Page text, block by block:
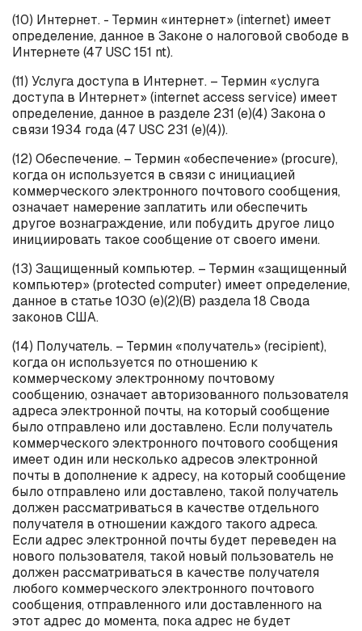
(10) Интернет. - Термин «интернет» (internet) имеет
определение, данное в Законе о налоговой свободе в
Интернете (47 USC 151 nt).
(11) Услуга доступа в Интернет. – Термин «услуга
доступа в Интернет» (internetaccess service) имеет
определение, данное в разделе 231 (е)(4) Закона о
связи 1934 года (47 USC 231 (е)(4)).
(12) Обеспечение. – Термин «обеспечение» (procure),
когда он используется в связи с инициацией
коммерческого электронного почтового сообщения,
означает намерение заплатить или обеспечить
другое вознаграждение, или побудить другое лицо
инициировать такое сообщение от своего имени.
(13) Защищенный компьютер. – Термин «защищенный
компьютер» (protectedcomputer) имеет определение,
данное в статье 1030 (e)(2)(B) раздела 18 Свода
законов США.
(14) Получатель. – Термин «получатель» (recipient),
когда он используется по отношению к
коммерческому электронному почтовому
сообщению, означает авторизованного пользователя
адреса электронной почты, на который сообщение
было отправлено или доставлено. Если получатель
коммерческого электронного почтового сообщения
имеет один или несколько адресов электронной
почты в дополнение к адресу, на который сообщение
было отправлено или доставлено, такой получатель
должен рассматриваться в качестве отдельного
получателя в отношении каждого такого адреса.
Если адрес электронной почты будет переведен на
нового пользователя, такой новый пользователь не
должен рассматриваться в качестве получателя
любого коммерческого электронного почтового
сообщения, отправленного или доставленного на
этот адрес до момента, пока адрес не будет